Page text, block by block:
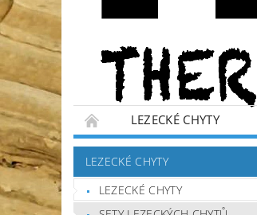
LEZECKÉ CHYTY
KONTAKTY
LEZECKÉ CHYTY
LEZECKÉ CHYTY